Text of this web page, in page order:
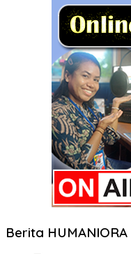
Berita HUMANIORA